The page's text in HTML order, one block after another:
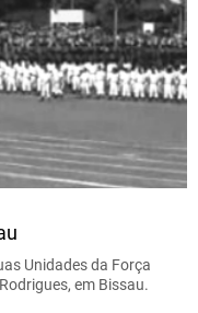
Unidades da Força
em Bissau.